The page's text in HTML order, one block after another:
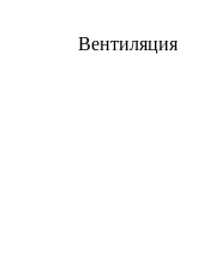
Вентиляция